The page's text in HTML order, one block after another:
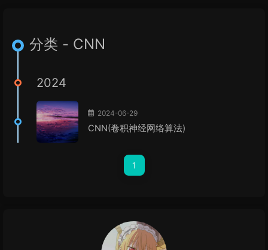
分类 - CNN
2024
2024-06-29
CNN(卷积神经网络算法)
1